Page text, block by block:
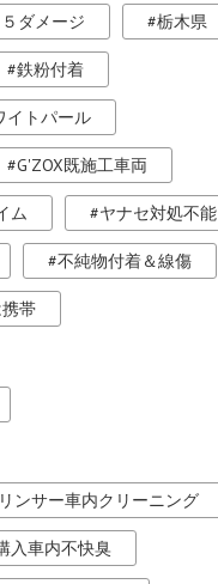
ダメージ 栃木県
鉄粉付着
イトパール
G'ZOX既施工車両
ム ヤナセ対処不能
不純物付着＆線傷
帯
ンサー車内クリーニング
入車内不快臭